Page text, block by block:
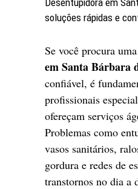
soluções rápidas e
Se você procura uma
em Santa Bárbara
confiável, é
profissionais
ofereçam serviços
Problemas como
vasos sanitários,
gordura e redes de
transtornos no dia a